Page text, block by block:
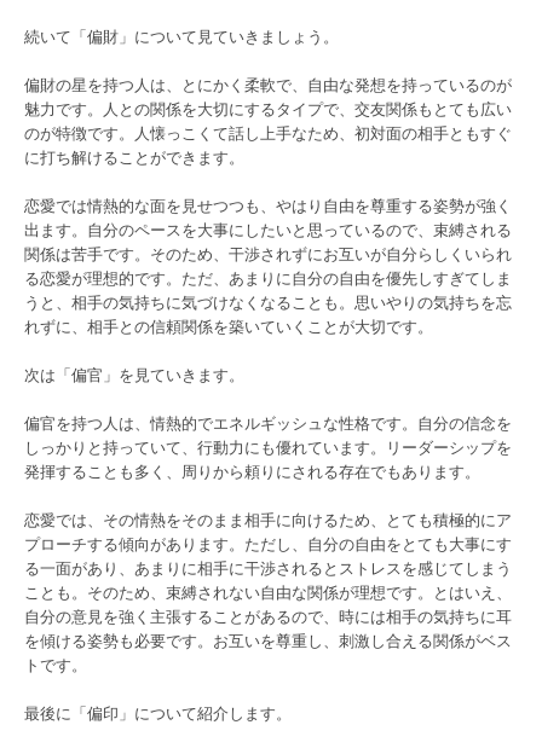
続いて「偏財」について見ていきましょう。
偏財の星を持つ人は、とにかく柔軟で、自由な発想を持っているのが
魅力です。人との関係を大切にするタイプで、交友関係もとても広い
のが特徴です。人懐っこくて話し上手なため、初対面の相手ともすぐ
に打ち解けることができます。
恋愛では情熱的な面を見せつつも、やはり自由を尊重する姿勢が強く
出ます。自分のペースを大事にしたいと思っているので、束縛される
関係は苦手です。そのため、干渉されずにお互いが自分らしくいられ
る恋愛が理想的です。ただ、あまりに自分の自由を優先しすぎてしま
うと、相手の気持ちに気づけなくなることも。思いやりの気持ちを忘
れずに、相手との信頼関係を築いていくことが大切です。
次は「偏官」を見ていきます。
偏官を持つ人は、情熱的でエネルギッシュな性格です。自分の信念を
しっかりと持っていて、行動力にも優れています。リーダーシップを
発揮することも多く、周りから頼りにされる存在でもあります。
恋愛では、その情熱をそのまま相手に向けるため、とても積極的にア
プローチする傾向があります。ただし、自分の自由をとても大事にす
る一面があり、あまりに相手に干渉されるとストレスを感じてしまう
ことも。そのため、束縛されない自由な関係が理想です。とはいえ、
自分の意見を強く主張することがあるので、時には相手の気持ちに耳
を傾ける姿勢も必要です。お互いを尊重し、刺激し合える関係がベス
トです。
最後に「偏印」について紹介します。